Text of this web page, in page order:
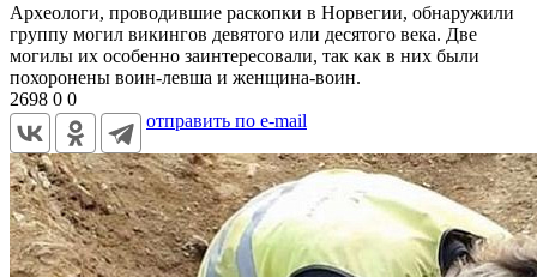
Археологи, проводившие раскопки в Норвегии, обнаружили
группу могил викингов девятого или десятого века. Две
могилы их особенно заинтересовали, так как в них были
похоронены воин-левша и женщина-воин.
2698 0 0
отправить по e-mail